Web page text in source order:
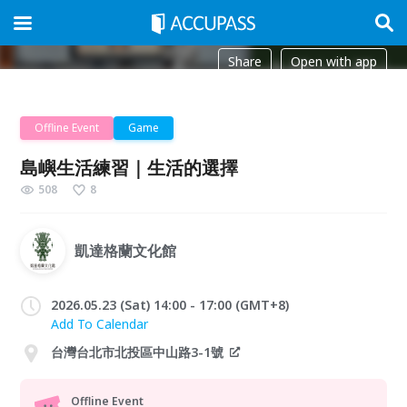
Share Open with app
Offline Event Game
島嶼生活練習｜生活的選擇
508 8
凱達格蘭文化館
2026.05.23 (Sat) 14:00 - 17:00 (GMT+8)
Add To Calendar
台灣台北市北投區中山路3-1號
Offline Event